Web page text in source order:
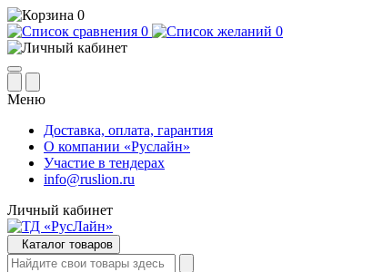
0
0
0
Меню
Доставка, оплата, гарантия
О компании «Руслайн»
Участие в тендерах
info@ruslion.ru
Личный кабинет
Каталог товаров